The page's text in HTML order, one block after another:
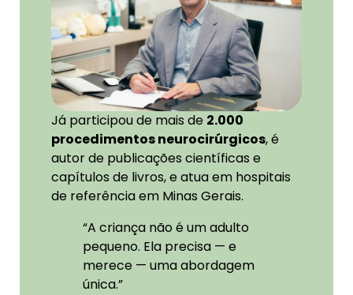
Já participou de mais de 2.000
procedimentos neurocirúrgicos, é
autor de publicações científicas e
capítulos de livros, e atua em hospitais
de referência em Minas Gerais.
“A criança não é um adulto
pequeno. Ela precisa — e
merece — uma abordagem
única.”